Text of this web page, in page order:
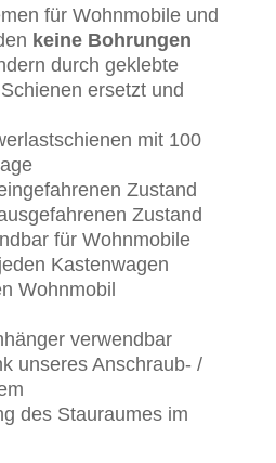
für Wohnmobile und
keine Bohrungen
durch geklebte
ersetzt und
mit 100
Zustand
Zustand
für Wohnmobile
Kastenwagen
Wohnmobil
verwendbar
unseres Anschraub- /
des Stauraumes im